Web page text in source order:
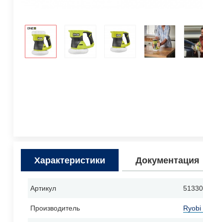
Характеристики Документация
Артикул
Производитель Ryobi